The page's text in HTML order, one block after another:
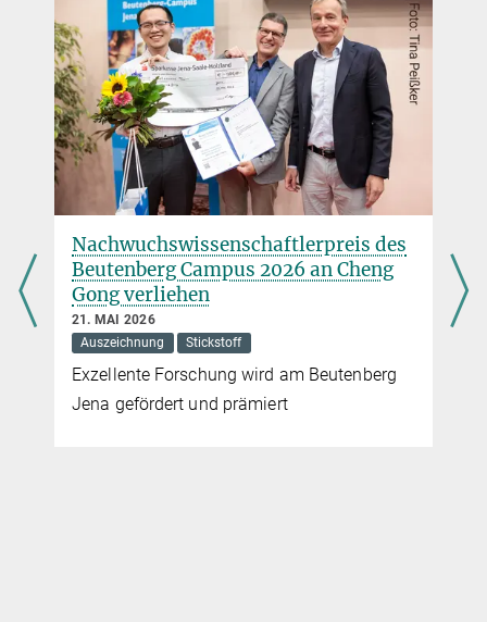
Nachwuchswissen­schaft­ler­preis des
Beutenberg Campus 2026 an Cheng
Gong verliehen
21. MAI 2026
Auszeichnung
Stickstoff
Exzellente Forschung wird am Beutenberg
Jena gefördert und prämiert